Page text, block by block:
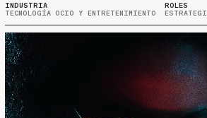
INDUSTRIA
TECNOLOGÍA OCIO Y ENTRETENIMIENTO
ROLES